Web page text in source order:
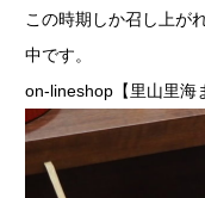
この時期しか召し上が
中です。
on-lineshop【里山里海